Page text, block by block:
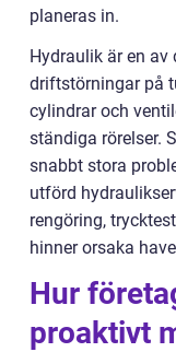
planeras in.
Hydraulik är en
driftstörningar på
cylindrar och
ständiga rörelser.
snabbt stora
utförd
rengöring,
hinner orsaka
Hur
proaktivt